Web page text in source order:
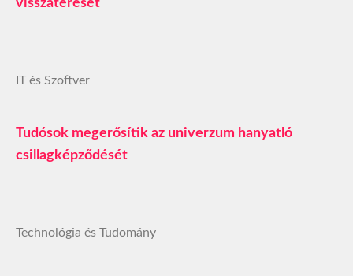
visszatérését
IT és Szoftver
Tudósok megerősítik az univerzum hanyatló
csillagképződését
Technológia és Tudomány